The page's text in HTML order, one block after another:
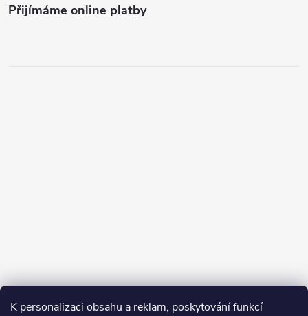
K personalizaci obsahu a reklam, poskytování funkcí
Přijímáme online platby